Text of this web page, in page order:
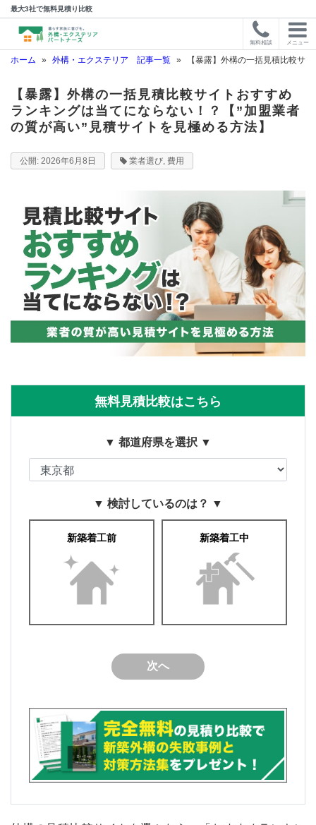
最大3社で無料見積り比較
無料相談 メニュー
ホーム » 外構・エクステリア 記事一覧 » 【暴露】外構の一括見積比較サ
【暴露】外構の一括見積比較サイトおすすめ
ランキングは当てにならない！？【”加盟業者
の質が高い”見積サイトを見極める方法】
2026年6月8日 業者選び, 費用
無料見積比較はこちら
▼ 都道府県を選択 ▼
▼ 検討しているのは？ ▼
新築着工前 新築着工中